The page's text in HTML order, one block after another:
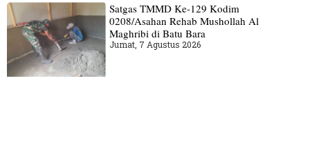
Satgas TMMD Ke-129 Kodim
0208/Asahan Rehab Mushollah Al
Maghribi di Batu Bara
Jumat, 7 Agustus 2026